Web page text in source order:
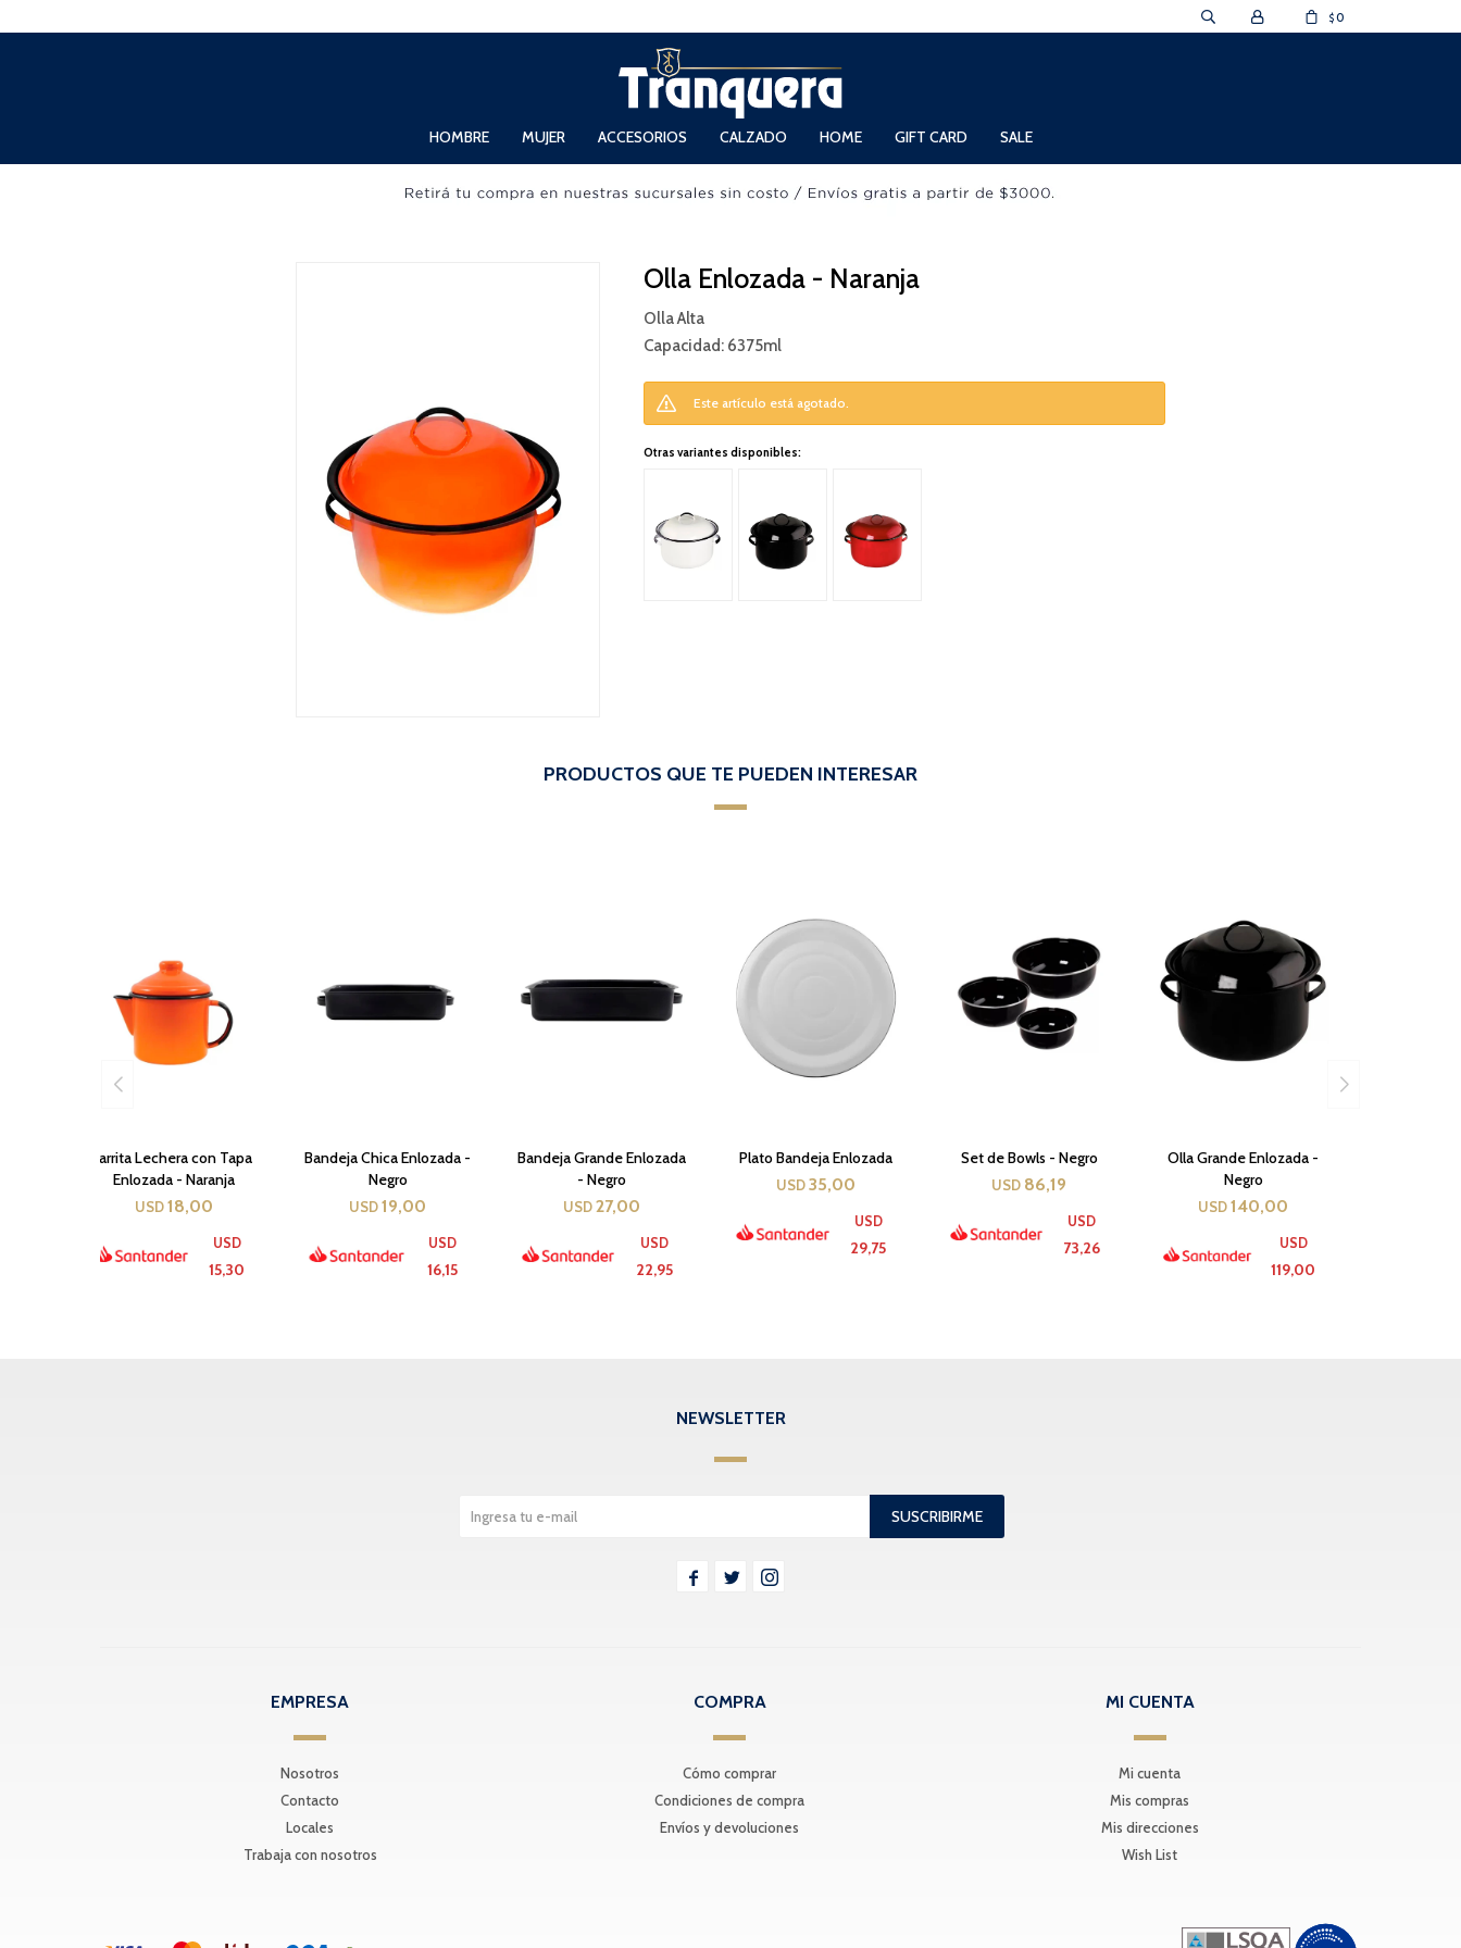
HOMBRE MUJER ACCESORIOS CALZADO HOME GIFT CARD SALE
$ 0
Olla Enlozada - Naranja
Olla Alta
Capacidad: 6375ml
Este artículo está agotado.
Otras variantes disponibles:
PRODUCTOS QUE TE PUEDEN INTERESAR
Jarrita Lechera con Tapa
Enlozada - Naranja
USD 18,00
USD
15,30
Bandeja Chica Enlozada -
Negro
USD 19,00
USD
16,15
Bandeja Grande Enlozada
- Negro
USD 27,00
USD
22,95
Plato Bandeja Enlozada
USD 35,00
USD
29,75
Set de Bowls - Negro
USD 86,19
USD
73,26
Olla Grande Enlozada -
Negro
USD 140,00
USD
119,00
EMPRESA
Nosotros
Contacto
Locales
Trabaja con nosotros
COMPRA
Cómo comprar
Condiciones de compra
Envíos y devoluciones
MI CUENTA
Mi cuenta
Mis compras
Mis direcciones
Wish List
NEWSLETTER
SUSCRIBIRME
  